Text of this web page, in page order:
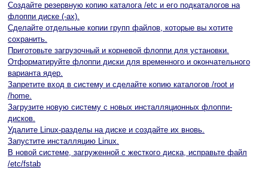
Создайте резервную копию каталога /etc и его подкаталогов на
флоппи диске (-ах).
Сделайте отдельные копии групп файлов, которые вы хотите
сохранить.
Приготовьте загрузочный и корневой флоппи для установки.
Отформатируйте флоппи диски для временного и окончательного
варианта ядер.
Запретите вход в систему и сделайте копию каталогов /root и
/home.
Загрузите новую систему с новых инсталляционных флоппи-
дисков.
Удалите Linux-разделы на диске и создайте их вновь.
Запустите инсталляцию Linux.
В новой системе, загруженной с жесткого диска, исправьте файл
/etc/fstab